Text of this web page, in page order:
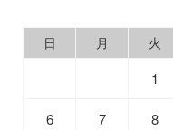
日 月 火
1
6 7 8